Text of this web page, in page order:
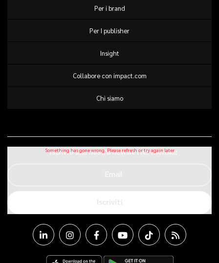
Per i brand
Per I publisher
Insight
Collabore con impact.com
Chi siamo
Iscriviti alla nostra newsletter mensile
Email
Iscriviti